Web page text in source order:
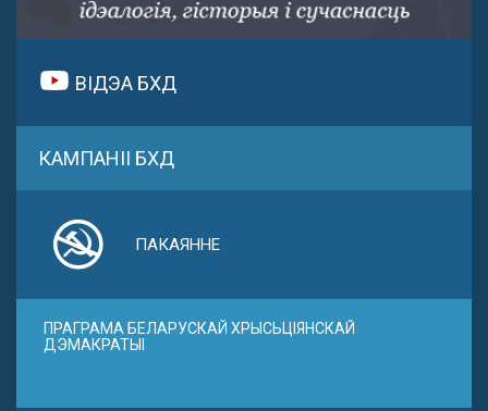
ВІДЭА БХД
КАМПАНІІ БХД
ПАКАЯННЕ
ПРАГРАМА БЕЛАРУСКАЙ ХРЫСЬЦІЯНСКАЙ
ДЭМАКРАТЫІ